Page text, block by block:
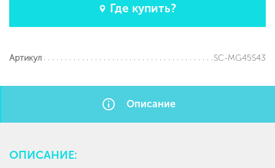
Где купить?
Артикул SC-MG45S43
Описание
ОПИСАНИЕ: